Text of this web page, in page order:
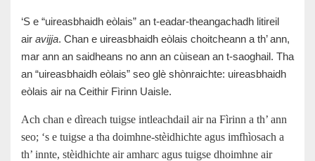
‘S e “uireasbhaidh eòlais” an t-eadar-theangachadh litireil
air avijja. Chan e uireasbhaidh eòlais choitcheann a th’ ann,
mar ann an saidheans no ann an cùisean an t-saoghail. Tha
an “uireasbhaidh eòlais” seo glè shònraichte: uireasbhaidh
eòlais air na Ceithir Fìrinn Uaisle.
Ach chan e dìreach tuigse intleachdail air na Fìrinn a th’ ann
seo; ‘s e tuigse a tha doimhne-stèidhichte agus imfhìosach a
th’ innte, stèidhichte air amharc agus tuigse dhoimhne air